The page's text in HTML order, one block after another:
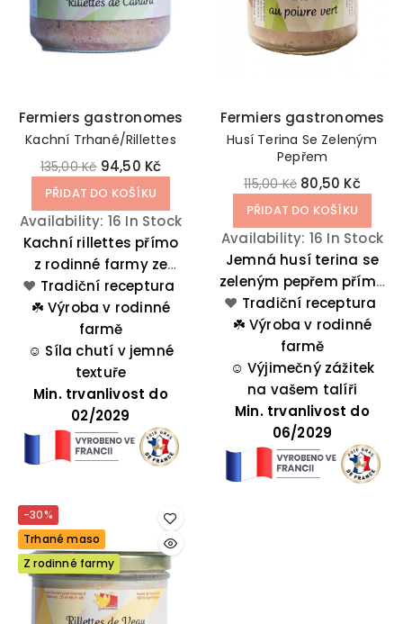
Fermiers gastronomes
Kachní Trhané/rillettes
135,00 Kč 94,50 Kč
PŘIDAT DO KOŠÍKU
Availability: 16 In Stock
Kachní rillettes přímo
z rodinné farmy ze
západu Francie je
ideální pro nečekané
návštěvy rodiny a
přátel.
❤️ Tradiční receptura
☘️ Výroba v rodinné
farmě
☺️ Síla chutí v jemné
textuře
Min. trvanlivost do
02/2029
Fermiers gastronomes
Husí Terina Se Zeleným
Pepřem
115,00 Kč 80,50 Kč
PŘIDAT DO KOŠÍKU
Availability: 16 In Stock
Jemná husí terina se
zeleným pepřem přímo
z rodinné farmy ze
západu Francie je
ideální pro nečekané
návštěvy rodiny a
přátel.
❤️ Tradiční receptura
☘️ Výroba v rodinné
farmě
☺️ Výjimečný zážitek
na vašem talíři
Min. trvanlivost do
06/2029
-30%
Trhané maso
Z rodinné farmy